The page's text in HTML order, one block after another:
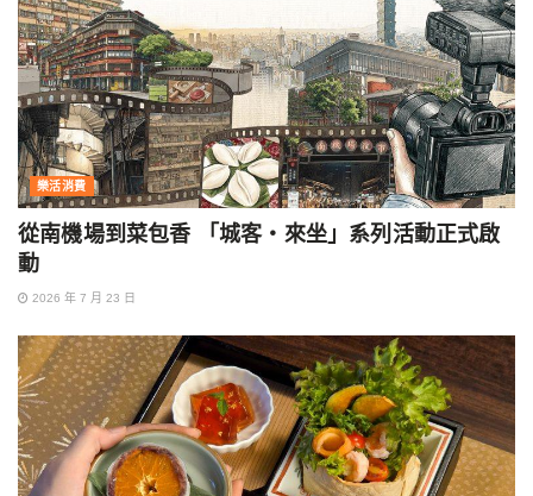
樂活消費
從南機場到菜包香 「城客・來坐」系列活動正式啟
動
2026 年 7 月 23 日